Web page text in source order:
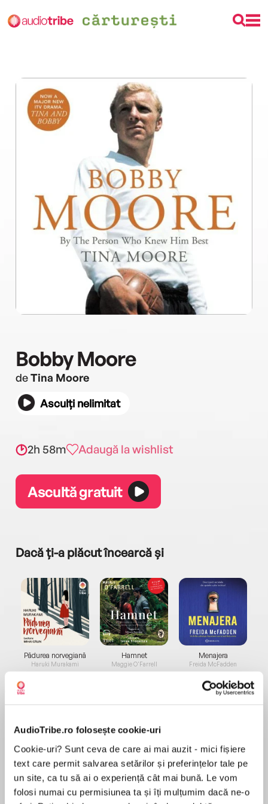
AudioTribe.ro folosește cookie-uri
Cookie-uri? Sunt ceva de care ai mai auzit - mici fișiere
text care permit salvarea setărilor și preferințelor tale pe
un site, ca tu să ai o experiență cât mai bună. Le vom
folosi numai cu permisiunea ta și îți mulțumim dacă ne-o
Bobby Moore
deTina Moore
Asculți nelimitat
2h 58m Adaugă la wishlist
Ascultă gratuit
Dacă ți-a plăcut încearcă și
Pădurea norvegiană
Haruki Murakami
Elita de Argint (Elita
de...
Dani Francis
Hamnet
Maggie O'Farrell
Diavolul se îmbracă de
la...
Lauren Weisberger
Menajera
Freida McFadden
Migdală
Sohn Won-pyung